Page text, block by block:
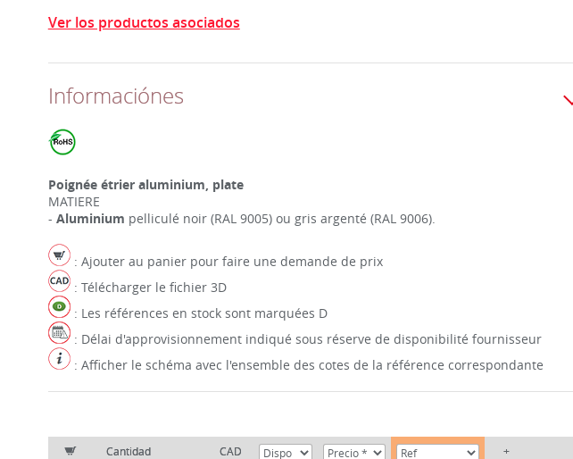
Ver los productos asociados
Informaciónes
Poignée étrier aluminium, plate
MATIERE
- Aluminium pelliculé noir (RAL 9005) ou gris argenté (RAL 9006).
: Ajouter au panier pour faire une demande de prix
: Télécharger le fichier 3D
: Les références en stock sont marquées D
: Délai d'approvisionnement indiqué sous réserve de disponibilité fournisseur
: Afficher le schéma avec l'ensemble des cotes de la référence correspondante
Cantidad CAD +